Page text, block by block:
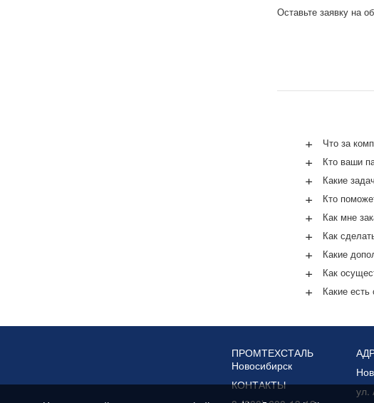
Оставьте заявку на
+ Что за
+ Кто ваши
+ Какие
+ Кто
+ Как мне
+ Как
+ Какие
+ Как
+ Какие есть
ПРОМТЕХСТАЛЬ
Новосибирск
КОНТАКТЫ
ул.